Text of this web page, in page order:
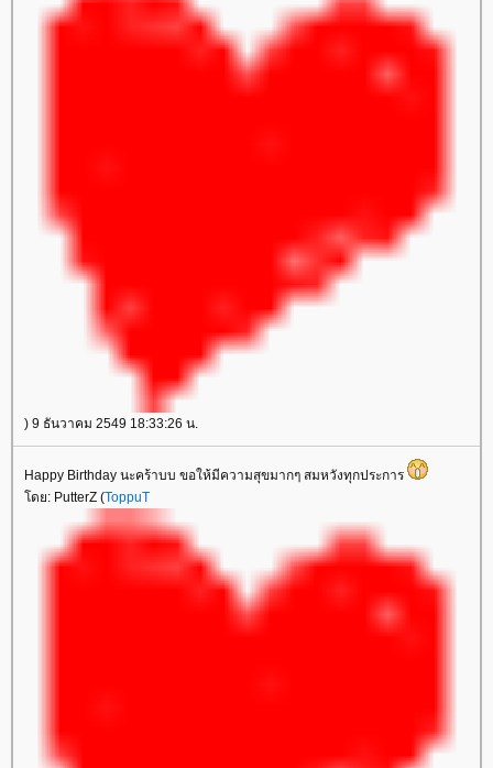
) 9 ธันวาคม 2549 18:33:26 น.
Happy Birthday นะคร้าบบ ขอให้มีความสุขมากๆ สมหวังทุกประการ
ดย: PutterZ (ToppuT